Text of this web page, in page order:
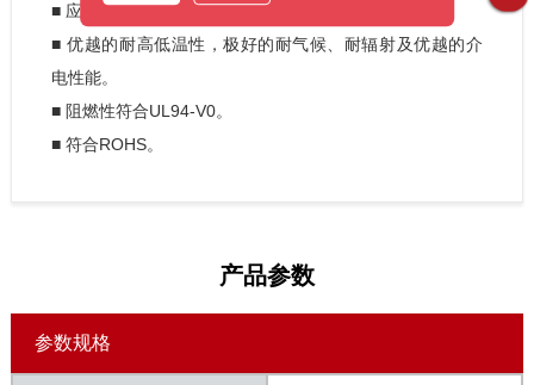
■ 应力低，更有效的保护电子元器件和芯片。
■ 优越的耐高低温性，极好的耐气候、耐辐射及优越的介
电性能。
■ 阻燃性符合UL94-V0。
■ 符合ROHS。
产品参数
参数规格